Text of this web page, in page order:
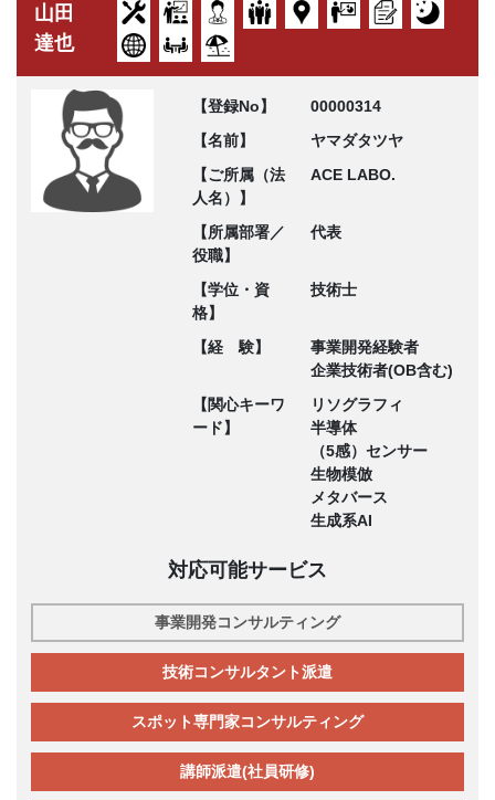
山田
達也
【登録No】
00000314
【名前】
ヤマダタツヤ
【ご所属（法
人名）】
ACE LABO.
【所属部署／
役職】
代表
【学位・資
格】
技術士
【経 験】
事業開発経験者
企業技術者(OB含む)
【関心キーワ
ード】
リソグラフィ
半導体
（5感）センサー
生物模倣
メタバース
生成系AI
対応可能サービス
事業開発コンサルティング
技術コンサルタント派遣
スポット専門家コンサルティング
講師派遣(社員研修)